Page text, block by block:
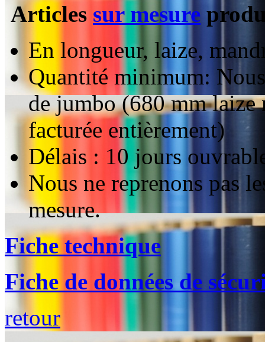
Articles sur mesure
En longueur, laize,
Quantité minimum:
de jumbo (680 mm laize
facturée entièrement)
Délais : 10 jours
Nous ne reprenons pas
mesure.
Fiche technique
Fiche de données de
retour